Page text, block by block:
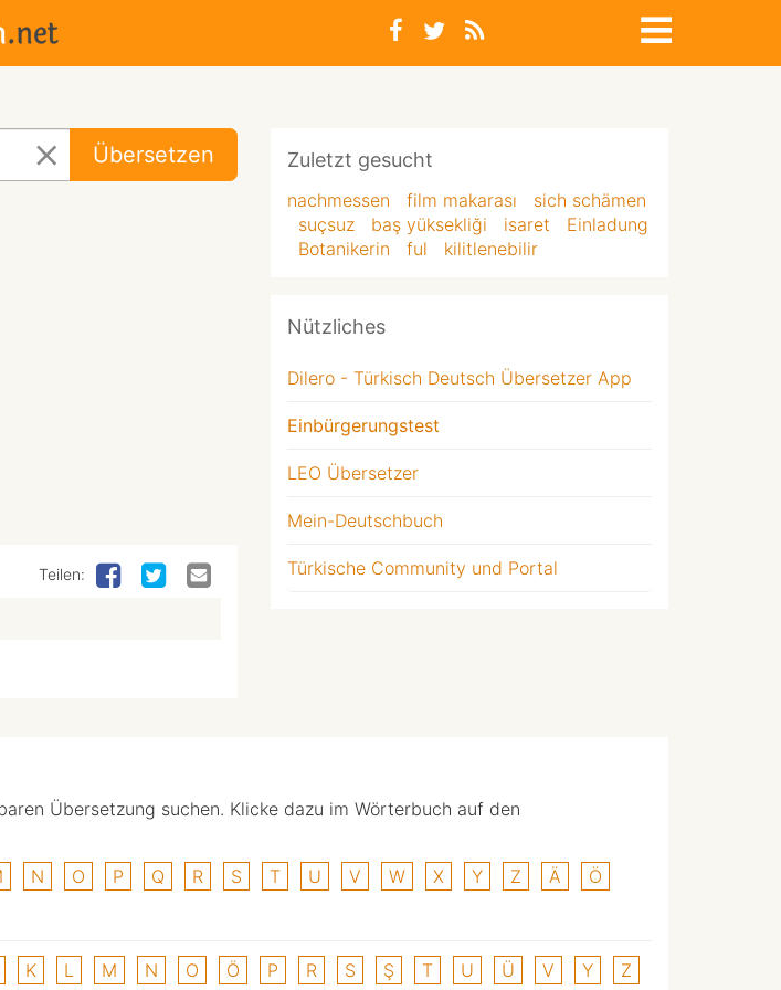
Übersetzen
Teilen:
Zuletzt gesucht
nachmessen film makarası
sich schämen
suçsuz
baş yüksekliği isaret
Einladung
Botanikerin
ful kilitlenebilir
Nützliches
Dilero - Türkisch Deutsch Übersetzer App
Einbürgerungstest
LEO Übersetzer
Mein-Deutschbuch
Türkische Community und Portal
Übersetzung suchen. Klicke dazu im Wörterbuch auf den
N O P Q R S T U V W X Y Z Ä
Ö
K L M N O Ö P R S Ş T U Ü V Y Z